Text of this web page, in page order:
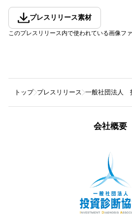
プレスリリース素材
このプレスリリース内で使われている画像フ
トップ プレスリリース 一般社団法人
会社概要